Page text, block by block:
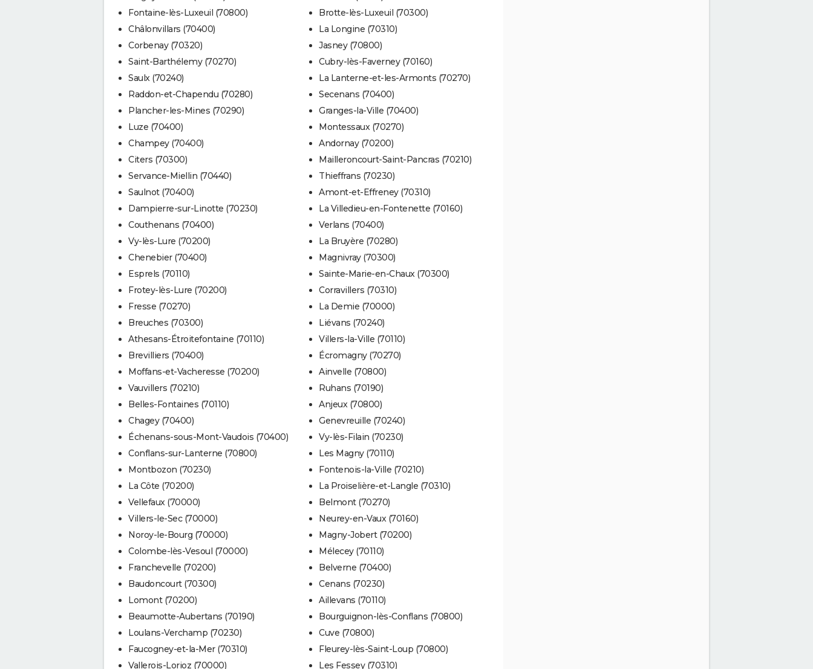
Fontaine-lès-Luxeuil (70800)
Châlonvillars (70400)
Corbenay (70320)
Saint-Barthélemy (70270)
Saulx (70240)
Raddon-et-Chapendu (70280)
Plancher-les-Mines (70290)
Luze (70400)
Champey (70400)
Citers (70300)
Servance-Miellin (70440)
Saulnot (70400)
Dampierre-sur-Linotte (70230)
Couthenans (70400)
Vy-lès-Lure (70200)
Chenebier (70400)
Esprels (70110)
Frotey-lès-Lure (70200)
Fresse (70270)
Breuches (70300)
Athesans-Étroitefontaine (70110)
Brevilliers (70400)
Moffans-et-Vacheresse (70200)
Vauvillers (70210)
Belles-Fontaines (70110)
Chagey (70400)
Échenans-sous-Mont-Vaudois (70400)
Conflans-sur-Lanterne (70800)
Montbozon (70230)
La Côte (70200)
Vellefaux (70000)
Villers-le-Sec (70000)
Noroy-le-Bourg (70000)
Colombe-lès-Vesoul (70000)
Franchevelle (70200)
Baudoncourt (70300)
Lomont (70200)
Beaumotte-Aubertans (70190)
Loulans-Verchamp (70230)
Faucogney-et-la-Mer (70310)
Vallerois-Lorioz (70000)
Brotte-lès-Luxeuil (70300)
La Longine (70310)
Jasney (70800)
Cubry-lès-Faverney (70160)
La Lanterne-et-les-Armonts (70270)
Secenans (70400)
Granges-la-Ville (70400)
Montessaux (70270)
Andornay (70200)
Mailleroncourt-Saint-Pancras (70210)
Thieffrans (70230)
Amont-et-Effreney (70310)
La Villedieu-en-Fontenette (70160)
Verlans (70400)
La Bruyère (70280)
Magnivray (70300)
Sainte-Marie-en-Chaux (70300)
Corravillers (70310)
La Demie (70000)
Liévans (70240)
Villers-la-Ville (70110)
Écromagny (70270)
Ainvelle (70800)
Ruhans (70190)
Anjeux (70800)
Genevreuille (70240)
Vy-lès-Filain (70230)
Les Magny (70110)
Fontenois-la-Ville (70210)
La Proiselière-et-Langle (70310)
Belmont (70270)
Neurey-en-Vaux (70160)
Magny-Jobert (70200)
Mélecey (70110)
Belverne (70400)
Cenans (70230)
Aillevans (70110)
Bourguignon-lès-Conflans (70800)
Cuve (70800)
Fleurey-lès-Saint-Loup (70800)
Les Fessey (70310)